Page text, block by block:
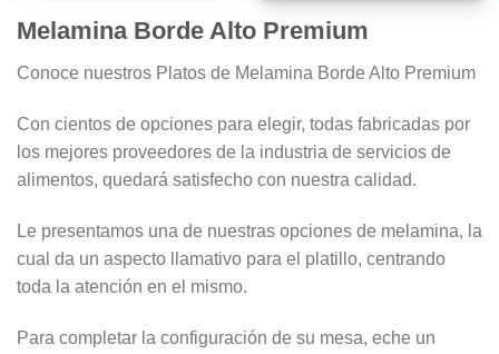
Melamina Borde Alto Premium
Conoce nuestros Platos de Melamina Borde Alto Premium
Con cientos de opciones para elegir, todas fabricadas por
los mejores proveedores de la industria de servicios de
alimentos, quedará satisfecho con nuestra calidad.
Le presentamos una de nuestras opciones de melamina, la
cual da un aspecto llamativo para el platillo, centrando
toda la atención en el mismo.
Para completar la configuración de su mesa, eche un